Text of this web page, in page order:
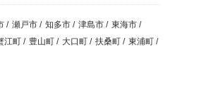
/ 瀬戸市 / 知多市 / 津島市 / 東海市 /
江町 / 豊山町 / 大口町 / 扶桑町 / 東浦町 /